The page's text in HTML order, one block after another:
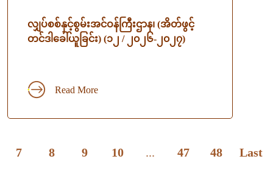
လျှပ်စစ်နှင့်စွမ်းအင်ဝန်ကြီးဌာန၊ (အိတ်ဖွင့်
တင်ဒါခေါ်ယူခြင်း) (၁၂ / ၂၀၂၆-၂၀၂၇)
Read More
7 8 9 10 ... 47 48 Last